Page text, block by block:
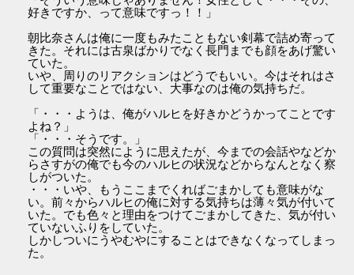
好きですか、って意味ですっ！！」
朝比奈さんは俺に一度もみたこともない剣幕で詰め寄って
きた。それには古泉ばかりでなく長門までも顔をあげ驚い
ていた。
いや、周りのリアクションはどうでもいい。今はそれはさ
して重要なことではない、大事なのは俺の気持ちだ。
「・・・ようは、俺がハルヒを好きかどうかってことです
よね？」
「・・・そうです。」
この質問は突然にように思えたが、今までの会話やなどか
らさすがの俺でも今のハルヒの状況などからなんとなく察
しがついた。
・・・いや、もうここまでくればごまかしても意味がな
い。前々からハルヒの俺に対する気持ちは薄々気が付いて
いた。でも色々と理由をつけてごまかしてきた、気が付い
ていないふりをしていた。
しかしついにうやむやにすることはできなくなってしまっ
た。